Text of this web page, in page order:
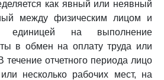
как явный или неявный
между физическим лицом и
единицей на выполнение
в обмен на оплату труда или
отчетного периода лицо
несколько рабочих мест, на